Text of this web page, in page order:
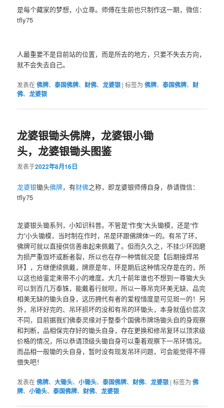
是每个藏家的梦想，小立尊。师傅在生前也只制作这一期，微信：
tfly75
人最重要不是目前站的位置，而是所去的地方，只要不失去方向，
就不会失去自己。
发表在佛牌、泰国佛牌、 财佛、龙婆银 |标签为 佛牌、泰国佛牌、 财
佛、龙婆银
龙婆银锄头佛牌，龙婆银小锄
头，龙婆银锄头图鉴
发表于2022年8月16日
龙婆银锄头佛牌，有财佛之称，即龙婆银师傅自身，恭请微信：
tfly75
龙婆银头锄系列，小知识科普。不管是“作曳”大头锄模，还是“作
力”小头锄模，当时制在作时，吊是环跟佛牌体一的。有吊了环，
佛牌可就以直接供信善串起来佩戴了。但而久久之，不挂少环因磨
为损严重毁坏或断者裂，所以也在存一种情就况是【后期接焊吊
环】，方继便续佩戴，牌原是年，环是期后这种情况存是在的，所
以这也给鉴定来带不小的难度。大几十前年谁也不想到一尊锄大头
可以到百几万泰铢，能戴着行就呗，所以一尊吊完环美无缺、品完
相美无缺的锄头自身，这历拥代有者的爱程惜度是可见斑一的！另
外，吊环好完的、吊环损坏的没和有吊的环锄头，本身就值价层次
不同，目前据我们佛泰灵缘对于整泰个国佛市牌场锄头自的身观察
和判断，品相保完存好的锄头自身，存在更换和修吊复环以顶求级
价格的情况，所以恭请顶级头锄自身可以重着观察下一吊环情况。
而品相一般锄的头自身，暂时没有现发吊环问题，可会能觉得不得
偿失吧！
发表在佛牌、大锄头、小锄头、泰国佛牌、 财佛、龙婆银 |标签为 佛
牌、小锄头、泰国佛牌、 财佛、龙婆银